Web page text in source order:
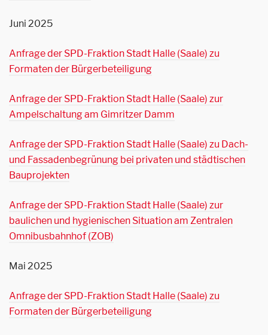
Juni 2025
Anfrage der SPD-Fraktion Stadt Halle (Saale) zu
Formaten der Bürgerbeteiligung
Anfrage der SPD-Fraktion Stadt Halle (Saale) zur
Ampelschaltung am Gimritzer Damm
Anfrage der SPD-Fraktion Stadt Halle (Saale) zu Dach-
und Fassadenbegrünung bei privaten und städtischen
Bauprojekten
Anfrage der SPD-Fraktion Stadt Halle (Saale) zur
baulichen und hygienischen Situation am Zentralen
Omnibusbahnhof (ZOB)
Mai 2025
Anfrage der SPD-Fraktion Stadt Halle (Saale) zu
Formaten der Bürgerbeteiligung